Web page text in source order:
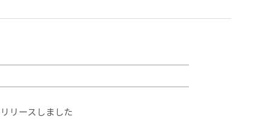
リースしました